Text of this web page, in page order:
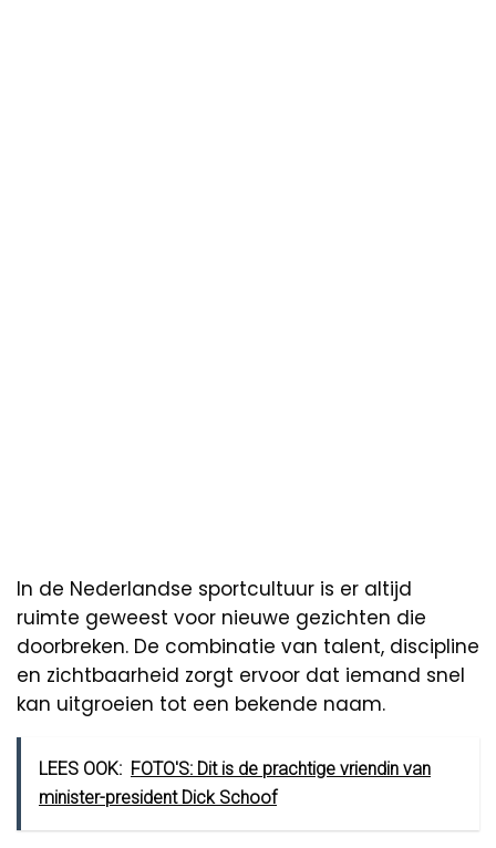
In de Nederlandse sportcultuur is er altijd
ruimte geweest voor nieuwe gezichten die
doorbreken. De combinatie van talent, discipline
en zichtbaarheid zorgt ervoor dat iemand snel
kan uitgroeien tot een bekende naam.
LEES OOK: FOTO'S: Dit is de prachtige vriendin van
minister-president Dick Schoof